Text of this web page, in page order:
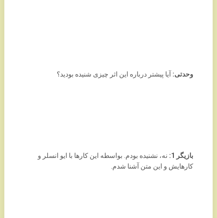
وحدتی: آیا پیشتر درباره این اثر چیزی شنیده بودید؟
بازیگر 1:
نه، نشنیده بودم. بواسطه این کارها با ایو انسلر و
کارهایش و این متن آشنا شدم.